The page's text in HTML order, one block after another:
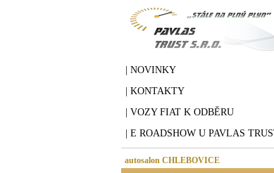
| NOVINKY
| KONTAKTY
| VOZY FIAT K ODBĚRU
| E ROADSHOW U PAVLAS
autosalon CHLEBOVICE